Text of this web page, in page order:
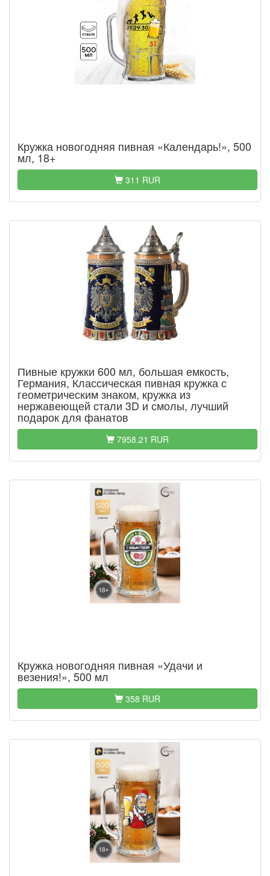
Кружка новогодняя пивная «Календарь!», 500
мл, 18+
311 RUR
Пивные кружки 600 мл, большая емкость,
Германия, Классическая пивная кружка с
геометрическим знаком, кружка из
нержавеющей стали 3D и смолы, лучший
подарок для фанатов
7958.21 RUR
Кружка новогодняя пивная «Удачи и
везения!», 500 мл
358 RUR